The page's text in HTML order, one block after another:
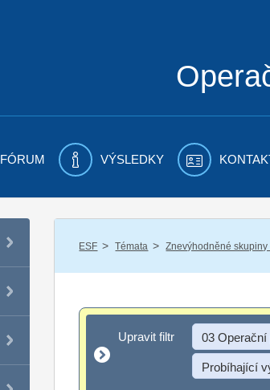
FÓRUM VÝSLEDKY
ESF / Témata / Znevýhodněné skupiny
Upravit filtr
Upravit filtr 03
Probíhající